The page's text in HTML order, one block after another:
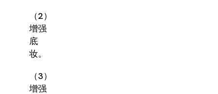
（2）
增强
底
妆。
（3）
增强